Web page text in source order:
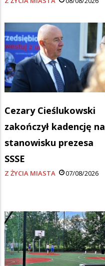
Cezary Cieślukowski
zakończył kadencję na
stanowisku prezesa
SSSE
Z ŻYCIA MIASTA 07/08/2026